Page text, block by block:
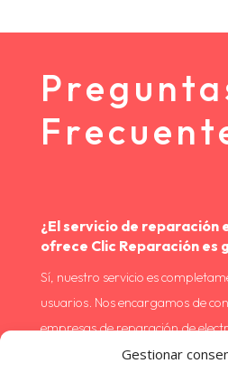
Gestionar
¿El servicio de reparación
ofrece Clic Reparación es
Sí, nuestro servicio es
usuarios. Nos encargamos de
empresas de reparación de
Valencia sin coste alguno para ti.